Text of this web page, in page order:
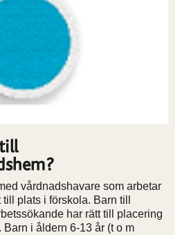
vårdnadshavare som arbetar
plats i förskola. Barn till
har rätt till placering
Barn i åldern 6-13 år (t o m